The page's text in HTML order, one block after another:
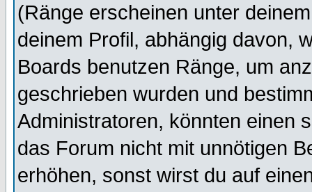
(Ränge erscheinen unter
deinem Profil, abhängig davon,
Boards benutzen Ränge, um
geschrieben wurden und
Administratoren, könnten einen
das Forum nicht mit unnötigen
erhöhen, sonst wirst du auf